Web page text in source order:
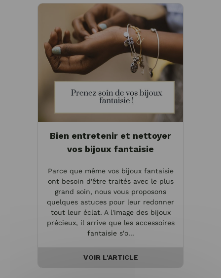
Bien entretenir et nettoyer
vos bijoux fantaisie
Parce que même vos bijoux fantaisie
ont besoin d'être traités avec le plus
grand soin, nous vous proposons
quelques astuces pour leur redonner
tout leur éclat. A l'image des bijoux
précieux, il arrive que les accessoires
fantaisie s'o...
VOIR L'ARTICLE